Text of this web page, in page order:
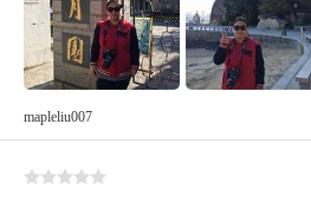
mapleliu007